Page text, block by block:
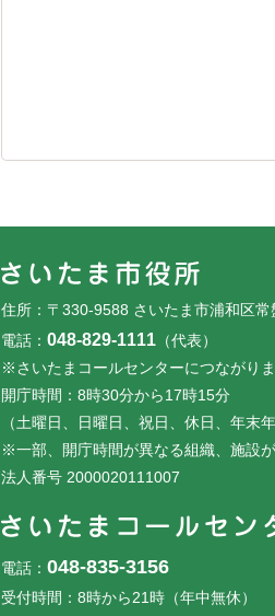
住所：〒330-9588 さいたま市浦和区
電話： 048-829-1111 （代表）
※さいたまコールセンターにつながりま
開庁時間：8時30分から17時15分
（土曜日、日曜日、祝日、休日、年末
※一部、開庁時間が異なる組織、施設が
法人番号 2000020111007
電話： 048-835-3156
受付時間：8時から21時（年中無休）